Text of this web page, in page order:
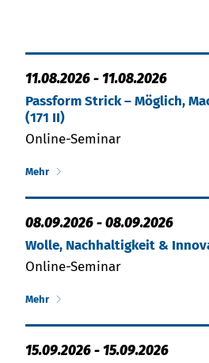
11.08.2026 - 11.08.2026
Passform Strick – Möglich,
(171 II)
Online-Seminar
Mehr
08.09.2026 - 08.09.2026
Wolle, Nachhaltigkeit &
Online-Seminar
Mehr
15.09.2026 - 15.09.2026